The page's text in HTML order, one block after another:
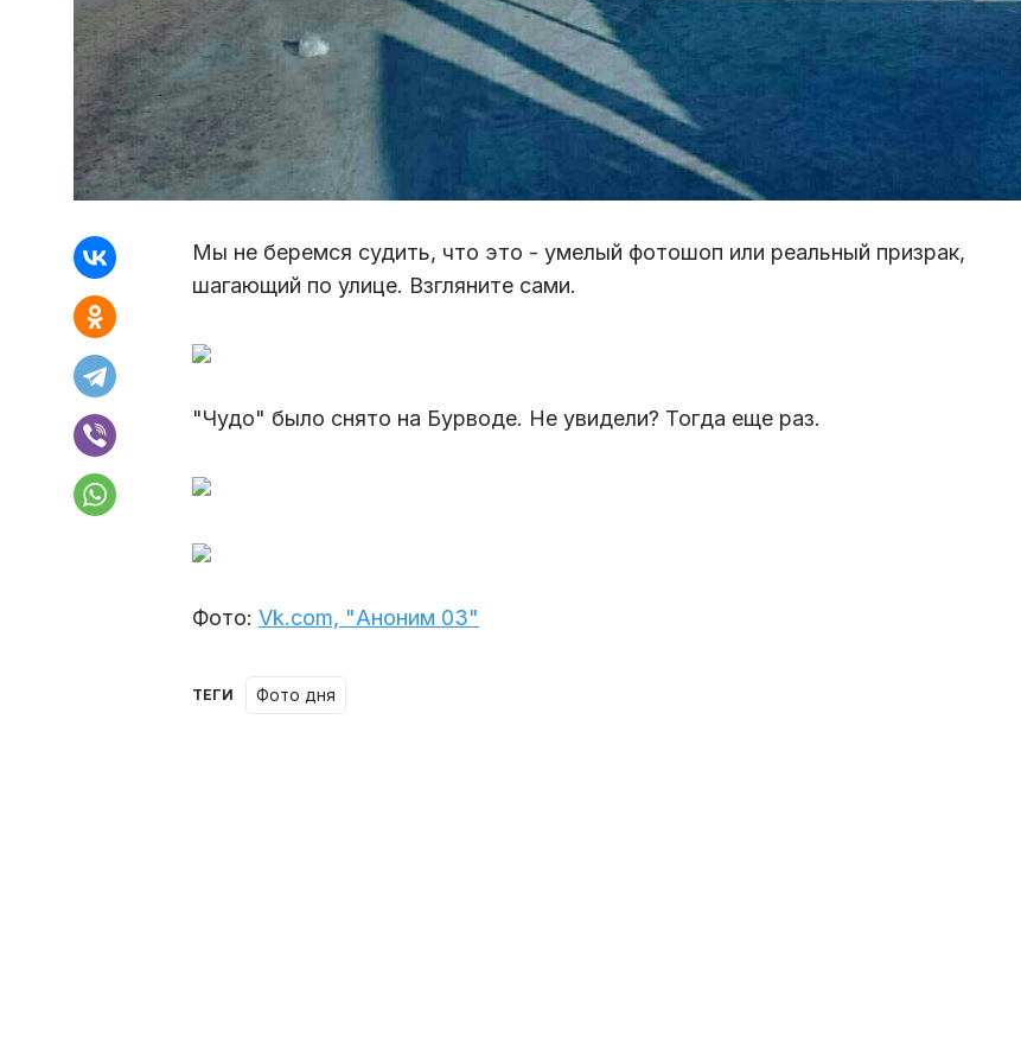
Мы не беремся судить, что это - умелый фотошоп или реальный призрак,
шагающий по улице. Взгляните сами.
"Чудо" было снято на Бурводе. Не увидели? Тогда еще раз.
Фото: Vk.com, "Аноним 03"
ТЕГИ Фото дня